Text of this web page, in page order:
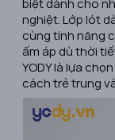
nghiệt. Lớp lót
cùng tính năng
ấm áp dù thời
YODY là lựa
cách trẻ trung